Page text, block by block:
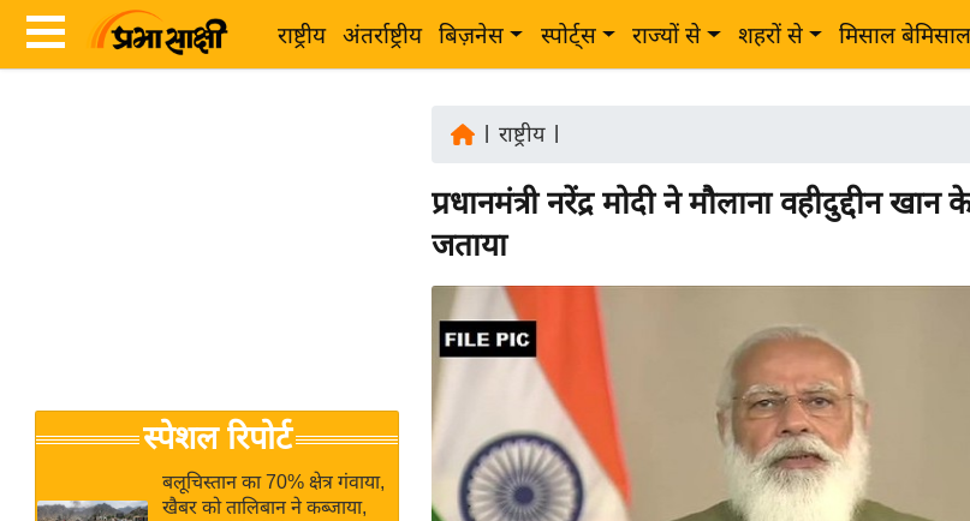
राष्ट्रीय अंतर्राष्ट्रीय बिज़नेस स्पोर्ट्स राज्यों से शहरों से मिसाल
Breaking
News in
जगत
राय
स्पेशल रिपोर्ट
बलूचिस्तान का 70% क्षेत्र गंवाया,
खैबर को तालिबान ने कब्जाया,
राष्ट्रीय|
प्रधानमंत्री नरेंद्र मोदी ने मौलाना वहीदुद्दीन
जताया